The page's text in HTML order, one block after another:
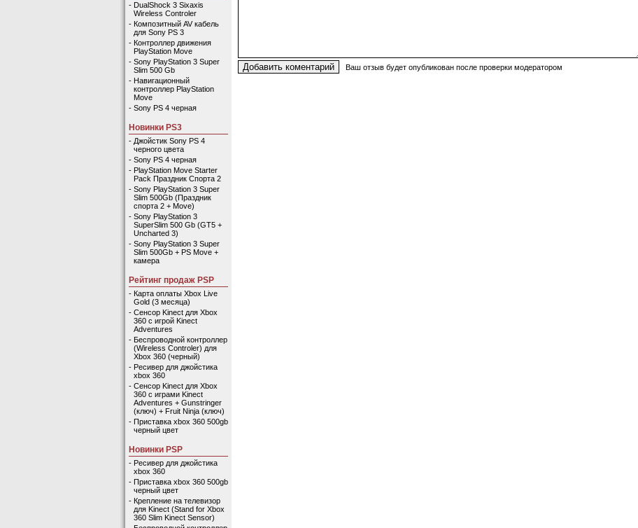
- DualShock 3 Sixaxis
Wireless Controler
- Композитный AV кабель
для Sony PS 3
- Контроллер движения
PlayStation Move
- Sony PlayStation 3 Super
Slim 500 Gb
- Навигационный
контроллер PlayStation
Move
- Sony PS 4 черная
Новинки PS3
- Джойстик Sony PS 4
черного цвета
- Sony PS 4 черная
- PlayStation Move Starter
Pack Праздник Спорта 2
- Sony PlayStation 3 Super
Slim 500Gb (Праздник
спорта 2 + Move)
- Sony PlayStation 3
SuperSlim 500 Gb (GT5 +
Uncharted 3)
- Sony PlayStation 3 Super
Slim 500Gb + PS Move +
камера
Рейтинг продаж PSP
- Карта оплаты Xbox Live
Gold (3 месяца)
- Сенсор Kinect для Xbox
360 с игрой Kinect
Adventures
- Беспроводной контроллер
(Wireless Controler) для
Xbox 360 (черный)
- Ресивер для джойстика
xbox 360
- Сенсор Kinect для Xbox
360 с играми Kinect
Adventures + Gunstringer
(ключ) + Fruit Ninja (ключ)
- Приставка xbox 360 500gb
черный цвет
Новинки PSP
- Ресивер для джойстика
xbox 360
- Приставка xbox 360 500gb
черный цвет
- Крепление на телевизор
для Kinect (Stand for Xbox
360 Slim Kinect Sensor)
Ваш отзыв будет опубликован после проверки модератором